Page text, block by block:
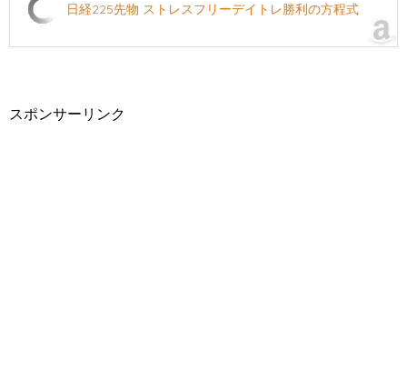
日経225先物 ストレスフリーデイトレ勝利の方程式
スポンサーリンク